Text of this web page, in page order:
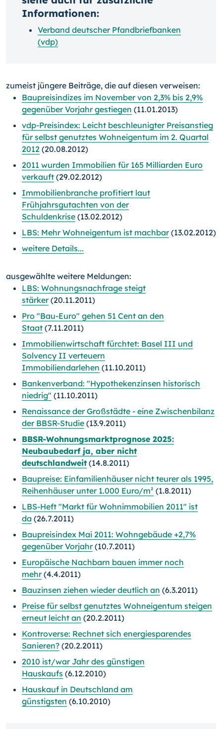
Informationen:
Verband deutscher Pfandbriefbanken
(vdp)
zumeist jüngere Beiträge, die auf diesen verweisen:
Baupreisindizes im November von 2,3% bis 2,9%
gegenüber Vorjahr gestiegen (11.01.2013)
vdp-Preisindex: Leicht beschleunigter Preisanstieg
für selbst genutztes Wohneigentum im 2. Quartal
2012 (20.08.2012)
2011 wurden Immobilien für 165 Milliarden Euro
verkauft (29.02.2012)
Immobilienbranche profitiert laut
Frühjahrsgutachten von der
Schuldenkrise (13.02.2012)
LBS: Mehr Wohneigentum ist machbar(13.02.2012)
weitere Details...
ausgewählte weitere Meldungen:
LBS: Wohnungsnachfrage steigt
stärker(20.11.2011)
Pro "Bau-Euro" gehen 51 Cent an den
Staat (7.11.2011)
Immobilienwirtschaft fürchtet: Basel III und
Solvency II verteuern
Immobiliendarlehen (11.10.2011)
Bankenverband: "Hypothekenzinsen historisch
niedrig" (11.10.2011)
Renaissance der Großstädte - eine Zwischenbilanz
der BBSR-Studie (13.9.2011)
BBSR-Wohnungsmarktprognose 2025:
Neubaubedarf ja, aber nicht
deutschlandweit (14.8.2011)
Baupreise: Einfamilienhäuser nicht teurer als 1995,
Reihenhäuser unter 1.000 Euro/m² (1.8.2011)
LBS-Heft "Markt für Wohnimmobilien 2011" ist
da (26.7.2011)
Baupreisindex Mai 2011: Wohngebäude +2,7%
gegenüber Vorjahr(10.7.2011)
Europäische Nachbarn bauen immer noch
mehr(4.4.2011)
Bauzinsen ziehen wieder deutlich an (6.3.2011)
Preise für selbst genutztes Wohneigentum steigen
erneut leicht an (20.2.2011)
Kontroverse: Rechnet sich energiesparendes
Sanieren? (20.2.2011)
2010 ist/war Jahr des günstigen
Hauskaufs (6.12.2010)
Hauskauf in Deutschland am
günstigsten (6.10.2010)